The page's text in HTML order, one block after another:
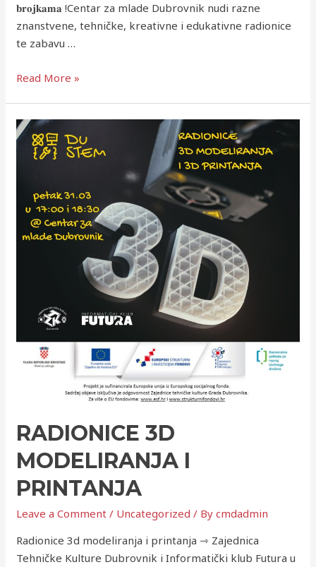
𝐛𝐫𝐨𝐣𝐤𝐚𝐦𝐚 !Centar za mlade Dubrovnik nudi razne
znanstvene, tehničke, kreativne i edukativne radionice
te zabavu …
Read More »
RADIONICE 3D
MODELIRANJA I
PRINTANJA
Leave a Comment / Uncategorized / Bycmdadmin
Radionice 3d modeliranja i printanja ⇾ Zajednica
Tehničke Kulture Dubrovnik i Informatički klub Futura u